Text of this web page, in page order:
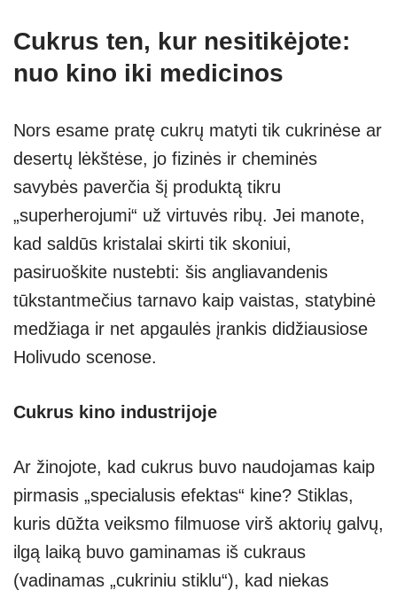
Cukrus ten, kur nesitikėjote:
nuo kino iki medicinos
Nors esame pratę cukrų matyti tik cukrinėse ar
desertų lėkštėse, jo fizinės ir cheminės
savybės paverčia šį produktą tikru
„superherojumi“ už virtuvės ribų. Jei manote,
kad saldūs kristalai skirti tik skoniui,
pasiruoškite nustebti: šis angliavandenis
tūkstantmečius tarnavo kaip vaistas, statybinė
medžiaga ir net apgaulės įrankis didžiausiose
Holivudo scenose.
Cukrus kino industrijoje
Ar žinojote, kad cukrus buvo naudojamas kaip
pirmasis „specialusis efektas“ kine? Stiklas,
kuris dūžta veiksmo filmuose virš aktorių galvų,
ilgą laiką buvo gaminamas iš cukraus
(vadinamas „cukriniu stiklu“), kad niekas